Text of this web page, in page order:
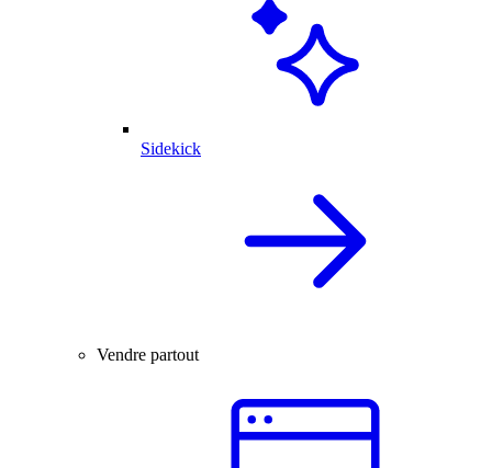
Sidekick
Vendre partout